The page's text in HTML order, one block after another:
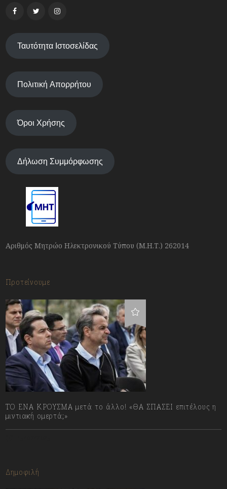
Ταυτότητα Ιστοσελίδας
Πολιτική Απορρήτου
Όροι Χρήσης
Δήλωση Συμμόρφωσης
Αριθμός Μητρώο Ηλεκτρονικού Τύπου (Μ.Η.Τ.) 262014
Προτείνουμε
ΤΟ ΕΝΑ ΚΡΟΥΣΜΑ μετά το άλλο! «ΘΑ ΣΠΑΣΕΙ επιτέλους η
μιντιακή ομερτά;»
Δημοφιλή